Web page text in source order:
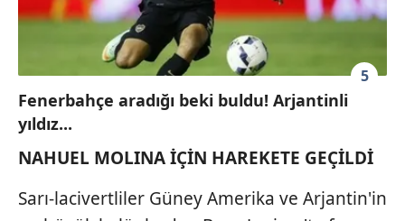
5
Fenerbahçe aradığı beki buldu! Arjantinli
yıldız...
NAHUEL MOLINA İÇİN HAREKETE GEÇİLDİ
Sarı-lacivertliler Güney Amerika ve Arjantin'in